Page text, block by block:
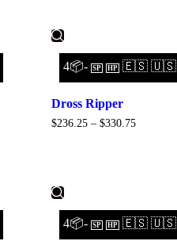
4📦- SP HP 🇪🇸 🇺🇸
Dross Ripper
$236.25– $330.75
4📦- SP HP 🇪🇸 🇺🇸